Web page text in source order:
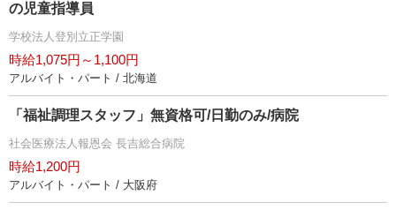
の児童指導員
学校法人登別立正学園
時給1,075円～1,100円
アルバイト・パート / 北海道
「福祉調理スタッフ」無資格可/日勤のみ/病院
社会医療法人報恩会 長吉総合病院
時給1,200円
アルバイト・パート / 大阪府